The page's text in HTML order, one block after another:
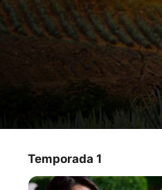
Nadie
como
Programa de TV
Temporada 1